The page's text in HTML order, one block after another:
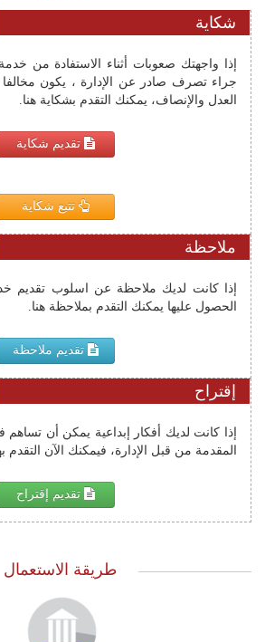
شكاية
إذا واجهتك صعوبات أثناء الاستفادة من
جراء تصرف صادر عن الإدارة ، يكون مخالفا
العدل والإنصاف، يمكنك التقدم بشكاية هنا.
تقديم شكاية
تتبع شكاية
ملاحظة
الحصول عليها يمكنك التقدم بملاحظة هنا.
تقديم ملاحظة
إقتراح
المقدمة من قبل الإدارة، فيمكنك الآن التقدم
تقديم إقتراح
طريقة الاستعمال